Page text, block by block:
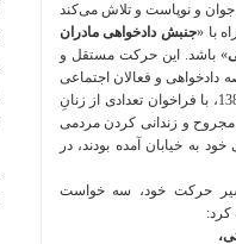
جوان و نوپاست و تلاش می‌کند
با «جنبش دادخواهی مادران
» باشد. این حرکت مستقل و
دادخواهی و فعالان اجتماعی
تشکیل شده است، از تیرماه 1388، با فراخوان تعدادی از زنانِ
و زندانی کردن مردمی
به خیابان آمده بودند، در
حرکت خود، سه خواست